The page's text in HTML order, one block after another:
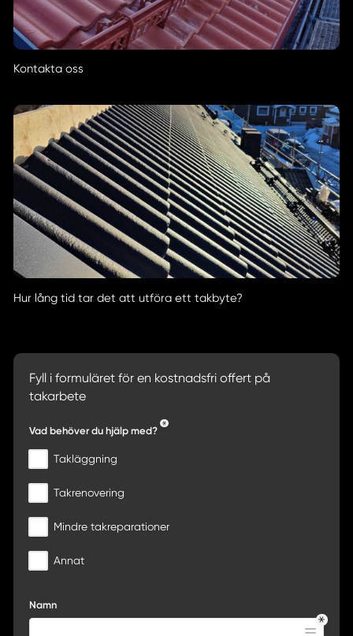
Kontakta oss
Hur lång tid tar det att utföra ett takbyte?
Fyll i formuläret för en kostnadsfri offert på
takarbete
Vad behöver du hjälp med?
Takläggning
Takrenovering
Mindre takreparationer
Annat
Namn